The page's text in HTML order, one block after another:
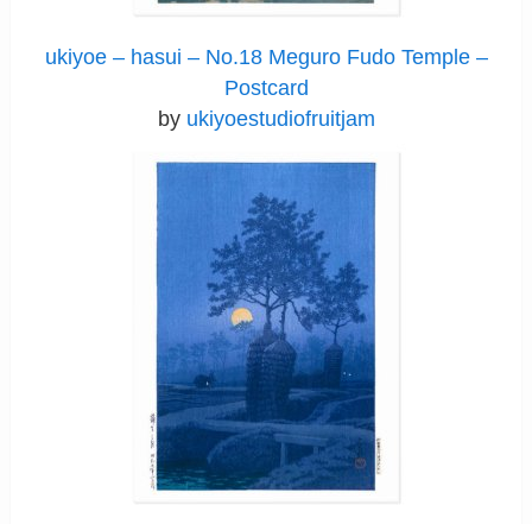
ukiyoe – hasui – No.18 Meguro Fudo Temple –
Postcard
by ukiyoestudiofruitjam